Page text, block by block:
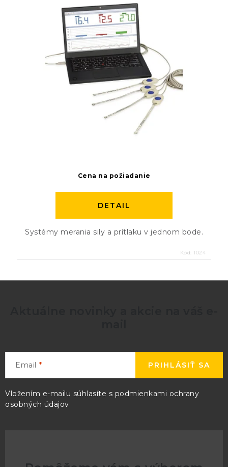
Cena na požiadanie
DETAIL
Systémy merania sily a prítlaku v jednom bode.
Kód: 1024
Email
Vložením e-mailu súhlasíte s podmienkami ochrany
osobných údajov
PRIHLÁSIŤ SA